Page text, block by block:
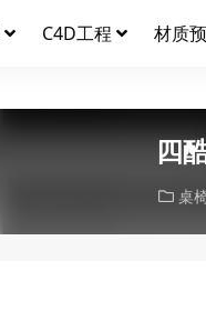
C4D工程 材质
四
桌